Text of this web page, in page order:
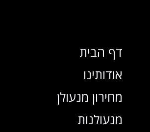
דף הבית
אודותינו
מחירון מנעולן
מנעולנות